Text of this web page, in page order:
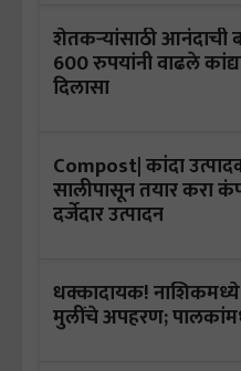
शेतकऱ्यांसाठी आनंदाची
600 रुपयांनी वाढले
दिलासा
Compost| कांदा
सालीपासून तयार करा
दर्जेदार उत्पादन
धक्कादायक! नाशिकमध्ये
मुलींचे अपहरण;